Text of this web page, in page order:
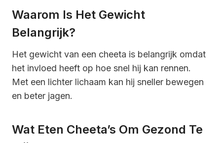
Waarom Is Het Gewicht
Belangrijk?
Het gewicht van een cheeta is belangrijk omdat
het invloed heeft op hoe snel hij kan rennen.
Met een lichter lichaam kan hij sneller bewegen
en beter jagen.
Wat Eten Cheeta’s Om Gezond Te